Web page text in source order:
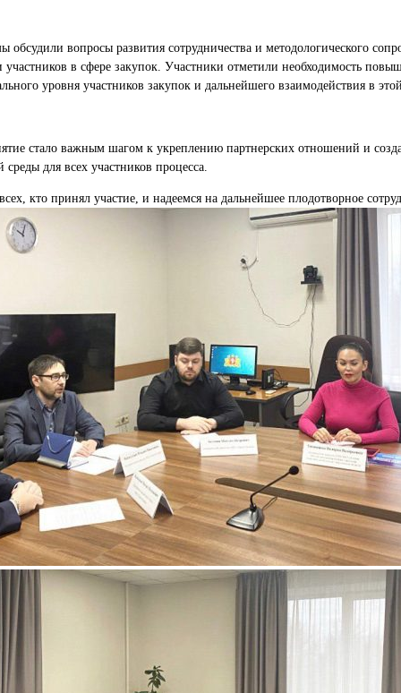
обсудили вопросы развития сотрудничества и методологического
участников в сфере закупок. Участники отметили необходимость
уровня участников закупок и дальнейшего взаимодействия в
стало важным шагом к укреплению партнерских отношений и
для всех участников процесса.
кто принял участие, и надеемся на дальнейшее плодотворное